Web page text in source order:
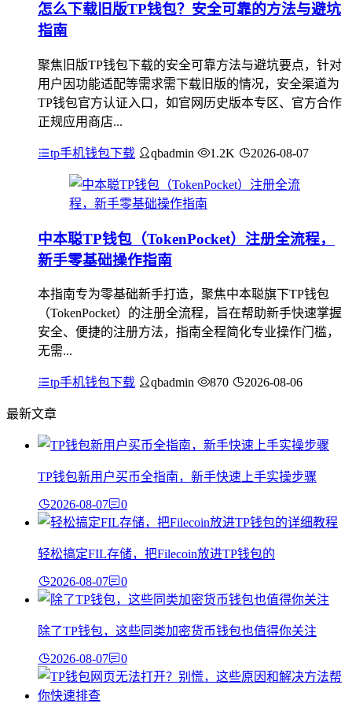
怎么下载旧版TP钱包？安全可靠的方法与避坑
指南
聚焦旧版TP钱包下载的安全可靠方法与避坑要点，针对
用户因功能适配等需求需下载旧版的情况，安全渠道为
TP钱包官方认证入口，如官网历史版本专区、官方合作
正规应用商店...
tp手机钱包下载 qbadmin 1.2K 2026-08-07
中本聪TP钱包（TokenPocket）注册全流程，
新手零基础操作指南
本指南专为零基础新手打造，聚焦中本聪旗下TP钱包
（TokenPocket）的注册全流程，旨在帮助新手快速掌握
安全、便捷的注册方法，指南全程简化专业操作门槛，
无需...
tp手机钱包下载 qbadmin 870 2026-08-06
最新文章
TP钱包新用户买币全指南，新手快速上手实操步骤
2026-08-07 0
轻松搞定FIL存储，把Filecoin放进TP钱包的
2026-08-07 0
除了TP钱包，这些同类加密货币钱包也值得你关注
2026-08-07 0